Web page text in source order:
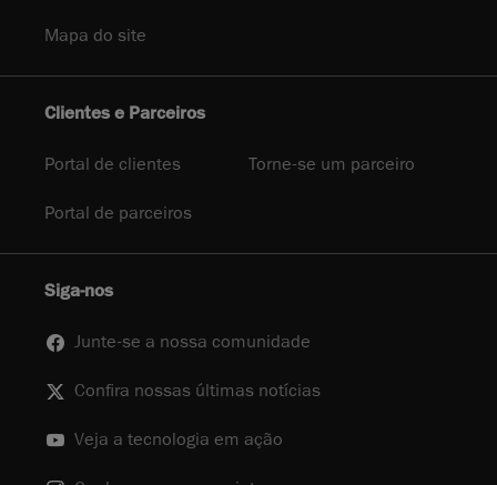
Mapa do site
Clientes e Parceiros
Portal de clientes Torne-se um parceiro
Portal de parceiros
Siga-nos
Junte-se a nossa comunidade
Confira nossas últimas notícias
Veja a tecnologia em ação